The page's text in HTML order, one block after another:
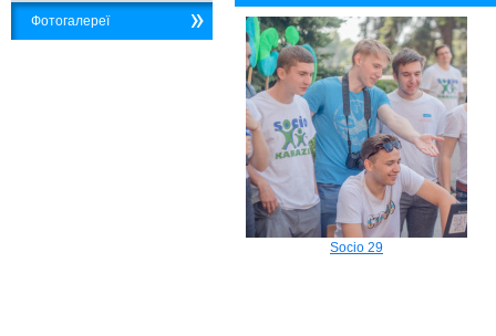
Socio 29
Фотогалереї